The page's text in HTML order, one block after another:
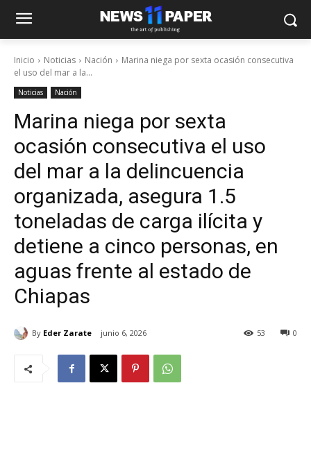
Inicio Noticias Nación
Marina niega por sexta ocasión consecutiva
el uso del mar a la...
Noticias Nación
Marina niega por sexta
ocasión consecutiva el uso
del mar a la delincuencia
organizada, asegura 1.5
toneladas de carga ilícita y
detiene a cinco personas, en
aguas frente al estado de
Chiapas
By Eder Zarate junio 6, 2026 0
53